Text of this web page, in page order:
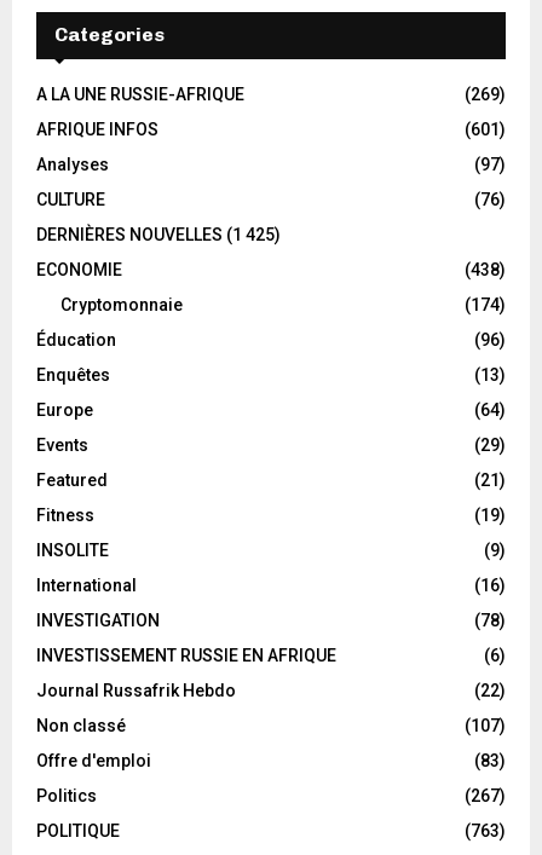
Categories
A LA UNE RUSSIE-AFRIQUE
(269)
AFRIQUE INFOS
(601)
Analyses
(97)
CULTURE
(76)
DERNIÈRES NOUVELLES (1 425)
ECONOMIE
(438)
Cryptomonnaie
(174)
Éducation
(96)
Enquêtes
(13)
Europe
(64)
Events
(29)
Featured
(21)
Fitness
(19)
INSOLITE
(9)
International
(16)
INVESTIGATION
(78)
INVESTISSEMENT RUSSIE EN AFRIQUE
(6)
Journal Russafrik Hebdo
(22)
Non classé
(107)
Offre d'emploi
(83)
Politics
(267)
POLITIQUE
(763)